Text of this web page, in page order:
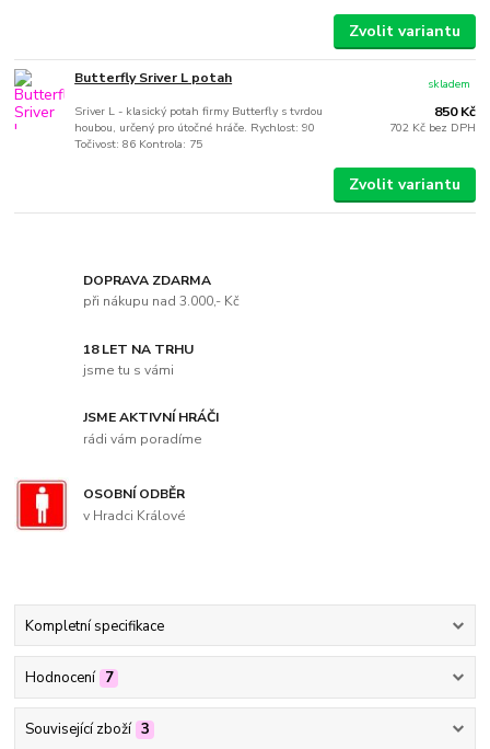
Zvolit variantu
Butterfly Sriver L potah
Sriver L - klasický potah firmy Butterfly s tvrdou
houbou, určený pro útočné hráče. Rychlost: 90
Točivost: 86 Kontrola: 75
850 Kč
702 Kč bez DPH
skladem
Zvolit variantu
DOPRAVA ZDARMA
při nákupu nad 3.000,- Kč
18 LET NA TRHU
jsme tu s vámi
JSME AKTIVNÍ HRÁČI
rádi vám poradíme
OSOBNÍ ODBĚR
v Hradci Králové
Kompletní specifikace
Hodnocení 7
Související zboží 3